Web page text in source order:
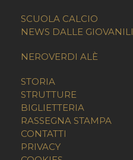
SCUOLA CALCIO
NEWS DALLE GIOVANILI
NEROVERDI ALÈ
STORIA
STRUTTURE
BIGLIETTERIA
RASSEGNA STAMPA
CONTATTI
PRIVACY